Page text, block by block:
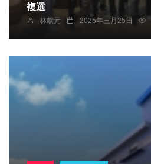
複選
林獻元 2025年三月25日